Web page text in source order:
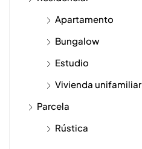
Apartamento
Bungalow
Estudio
Vivienda unifamiliar
Parcela
Rústica